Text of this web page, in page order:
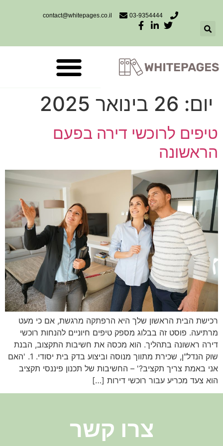
03-9354444
contact@whitepages.co.il
יום: 26 בינואר 2025
טיפים לרוכשי דירה בפעם
הראשונה
רכישת הבית הראשון שלך היא הרפתקה מרגשת, אם כי מעט
מרתיעה. פוסט זה בבלוג מספק טיפים חיוניים להנחות רוכשי
דירה ראשונה בתהליך. הוא מכסה את חשיבות התקצוב, הבנת
שוק הנדל"ן, שכירת מתווך מנוסה וביצוע בדק בית יסודי. 1. 'האם
אני באמת צריך תקציב?' – החשיבות של תכנון פיננסי תקציב
הוא צעד מכריע עבור רוכשי דירות […]
צרו קשר